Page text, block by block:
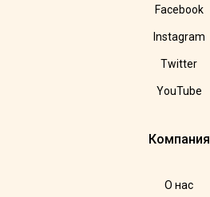
Facebook
Instagram
Twitter
YouTube
Компания
О нас